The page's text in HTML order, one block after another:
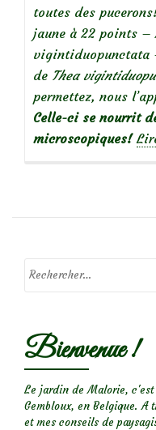
toutes des
jaune à 22 points –
vigintiduopunctata
de Thea
permettez, nous
Celle-ci se nourrit
microscopiques!
Bienvenue !
Le jardin de Malorie,
Gembloux, en Belgique. A
et mes conseils de